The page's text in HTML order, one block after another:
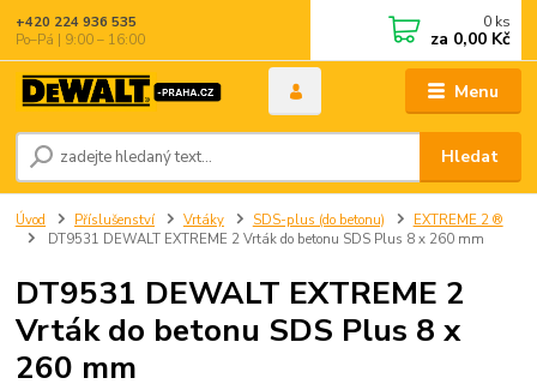
Menu
Hledat
+420 224 936 535
Po–Pá | 9:00 – 16:00
0 ks
za 0,00 Kč
Úvod Příslušenství Vrtáky SDS-plus (do betonu)
EXTREME 2 ®
DT9531 DEWALT EXTREME 2 Vrták do betonu SDS Plus 8 x 260 mm
DT9531 DEWALT EXTREME 2
Vrták do betonu SDS Plus 8 x
260 mm